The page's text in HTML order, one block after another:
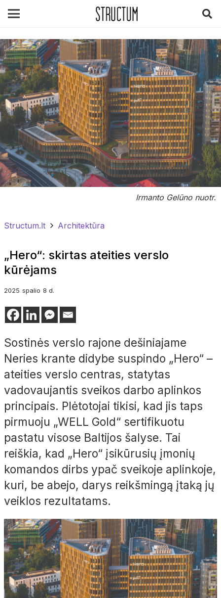
Irmanto Gelūno nuotr.
Structum.lt Architektūra
„Hero“: skirtas ateities verslo
kūrėjams
2025 spalio 8 d.
Sostinės verslo rajone dešiniajame
Neries krante didybe suspindo „Hero“ –
ateities verslo centras, statytas
vadovaujantis sveikos darbo aplinkos
principais. Plėtotojai tikisi, kad jis taps
pirmuoju „WELL Gold“ sertifikuotu
pastatu visose Baltijos šalyse. Tai
reiškia, kad „Hero“ įsikūrusių įmonių
komandos dirbs ypač sveikoje aplinkoje,
kuri, be abejo, darys reikšmingą įtaką jų
veiklos rezultatams.